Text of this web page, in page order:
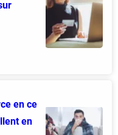
en ce
en